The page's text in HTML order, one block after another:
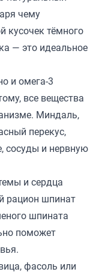
чему
кусочек тёмного
— это идеальное
и омега-3
все вещества
Миндаль,
перекус,
сосуды и нервную
и сердца
рацион шпинат
шпината
поможет
фасоль или